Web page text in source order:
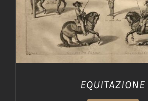
EQUITAZIONE